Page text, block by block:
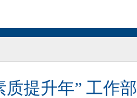
提升年” 工作